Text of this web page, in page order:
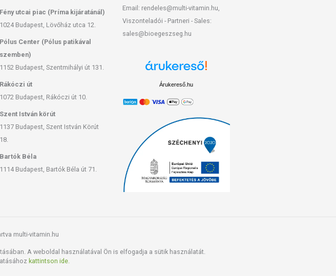
Fény utcai piac (Príma kijáratánál)
1024 Budapest, Lövőház utca 12.
Pólus Center (Pólus patikával
szemben)
1152 Budapest, Szentmihályi út 131.
Rákóczi út
1072 Budapest, Rákóczi út 10.
Szent István körút
1137 Budapest, Szent István Körút
18.
Bartók Béla
1114 Budapest, Bartók Béla út 71.
Email: rendeles@multi-vitamin.hu,
Viszonteladói - Partneri - Sales:
sales@bioegeszseg.hu
Árukereső.hu
multi-vitamin.hu
A weboldal használatával Ön is elfogadja a sütik használatát.
kattintson ide.